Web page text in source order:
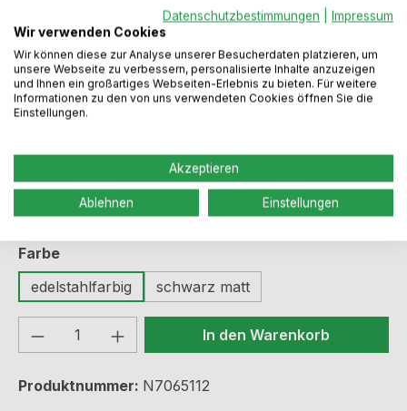
Regulärer Preis:
185,99 €
Preise inkl. MwSt. zzgl. Versandkosten
Sofort verfügbar, Lieferzeit: 2-5 Werktage
Farbeauswählen
edelstahlfarbig
schwarz matt
Produkt Anzahl: Gib denIn den Warenkorb
Produktnummer: N7065112
Datenschutzbestimmungen
Impressum
Wir verwenden Cookies
Wir können diese zur Analyse unserer Besucherdaten platzieren, um
unsere Webseite zu verbessern, personalisierte Inhalte anzuzeigen
und Ihnen ein großartiges Webseiten-Erlebnis zu bieten. Für weitere
Informationen zu den von uns verwendeten Cookies öffnen Sie die
Einstellungen.
Akzeptieren
Ablehnen Einstellungen